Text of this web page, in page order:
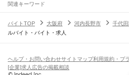
市区町村を追加・変更
大阪府すべて
大阪市すべて
平野区北区中央区
堺市すべて
駅を追加・変更
JR神戸線(大阪～神戸)
職種を追加・変更
飲食・フードサービスすべて
ホールスタッフキッチンスタッフ
パン屋（ベーカリー）
人気
雇用形態を追加・変更
関連キーワード
バイトTOP
大阪府 河内長野市 千代田
ルバイト・バイト・求人
ヘルプ・お問い合わせサイトマップ利用規約・プ
[企業]求人広告の掲載相談